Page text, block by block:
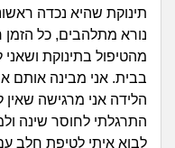
תינוקת שהיא נכדה
נורא מתלהבים, כל הזמן
מהטיפול בתינוקת
בבית. אני מבינה אותם
הלידה אני מרגישה שאין
התרגלתי לחוסר שינה
לבוא איתי לטיפת חלב